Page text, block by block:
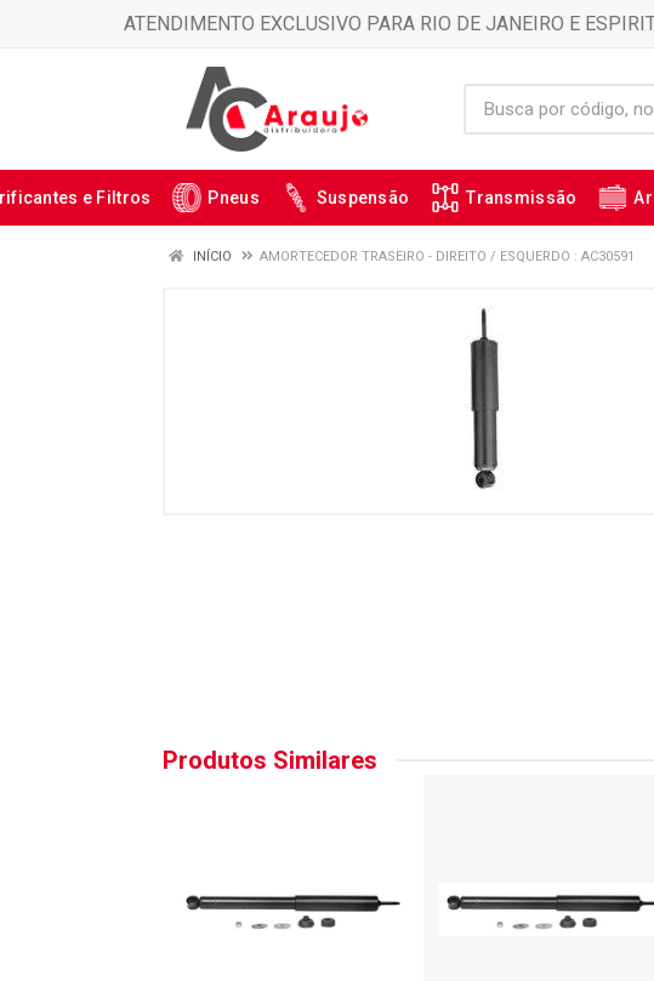
ATENDIMENTO EXCLUSIVO PARA RIO DE JANEIRO E
e Filtros Pneus Suspensão Transmissão
INÍCIO AMORTECEDOR TRASEIRO - DIREITO / ESQUERDO : AC30591
Produtos Similares